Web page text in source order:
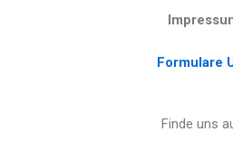
Formulare
Finde uns